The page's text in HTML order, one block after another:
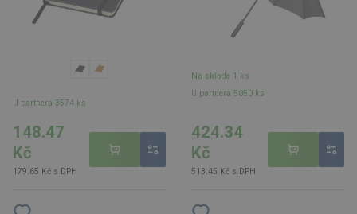
U partnera 3574 ks
148.47
Kč
179.65 Kč s DPH
Na sklade 1 ks
U partnera 5050 ks
424.34
Kč
513.45 Kč s DPH